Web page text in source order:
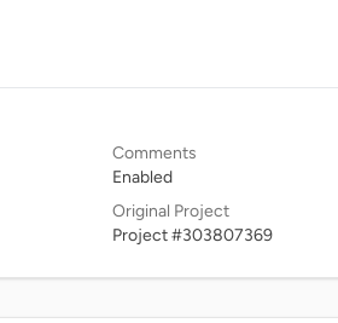
Comments
Enabled
Original Project
Project #303807369